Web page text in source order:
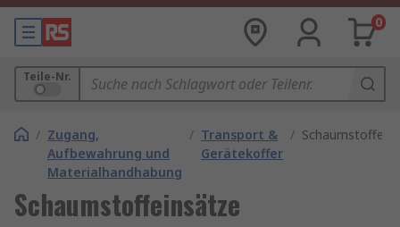
0
Teile-Nr.
/ Zugang,
Aufbewahrung und
Materialhandhabung
/ Transport &
Gerätekoffer
/
Schaumstoffeinsätze